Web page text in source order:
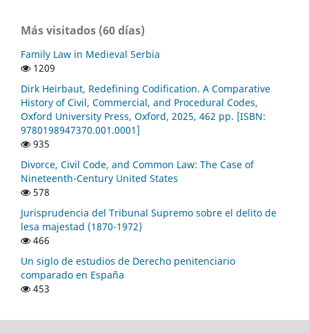
Más visitados (60 días)
Family Law in Medieval Serbia
1209
Dirk Heirbaut, Redefining Codification. A Comparative
History of Civil, Commercial, and Procedural Codes,
Oxford University Press, Oxford, 2025, 462 pp. [ISBN:
9780198947370.001.0001]
935
Divorce, Civil Code, and Common Law: The Case of
Nineteenth-Century United States
578
Jurisprudencia del Tribunal Supremo sobre el delito de
lesa majestad (1870-1972)
466
Un siglo de estudios de Derecho penitenciario
comparado en España
453